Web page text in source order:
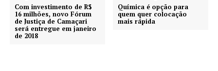
Com investimento de R$
16 milhões, novo Fórum
de Justiça de Camaçari
será entregue em janeiro
de 2018
Química é opção para
quem quer colocação
mais rápida